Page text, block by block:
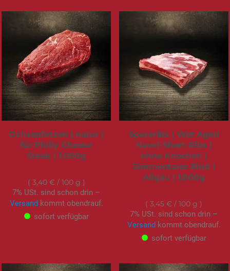
Ochsenfetzen | natur |
für Philly Cheese
Steak | 1.000g
3,40 €/ 100 g
7% USt. sind schon drin –
Versand kommt obendrauf.
sofort verfügbar
Spareribs | Wet Aged
Navel-Short-Ribs |
ohne Knochen |
Simmentaler Rind |
Allgäu | 1.000g
3,45 € / 100 g
7% USt. sind schon drin –
Versand kommt obendrauf.
sofort verfügbar